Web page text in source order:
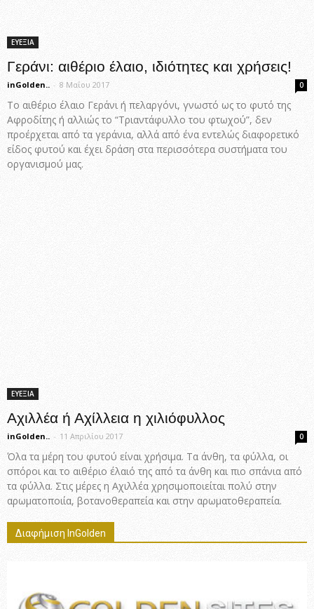
ΕΥΕΞΙΑ
Γεράνι: αιθέριο έλαιο, ιδιότητες και χρήσεις!
inGolden.. - 8 Μαΐου 2017 0
Το αιθέριο έλαιο Γεράνι ή πελαργόνι, γνωστό ως το φυτό της
Αφροδίτης ή αλλιώς το “Τριαντάφυλλο του φτωχού”, δεν
προέρχεται από τα γεράνια, αλλά από ένα εντελώς διαφορετικό
είδος φυτού και έχει δράση στα περισσότερα συστήματα του
οργανισμού μας.
ΕΥΕΞΙΑ
Αχιλλέα ή Αχίλλεια η χιλιόφυλλος
inGolden.. - 11 Απριλίου 2017 0
Όλα τα μέρη του φυτού είναι χρήσιμα. Τα άνθη, τα φύλλα, οι
σπόροι και το αιθέριο έλαιό της από τα άνθη και πιο σπάνια από
τα φύλλα. Στις μέρες η Αχιλλέα χρησιμοποιείται πολύ στην
αρωματοποιία, βοτανοθεραπεία και στην αρωματοθεραπεία.
Διαφήμιση InGolden